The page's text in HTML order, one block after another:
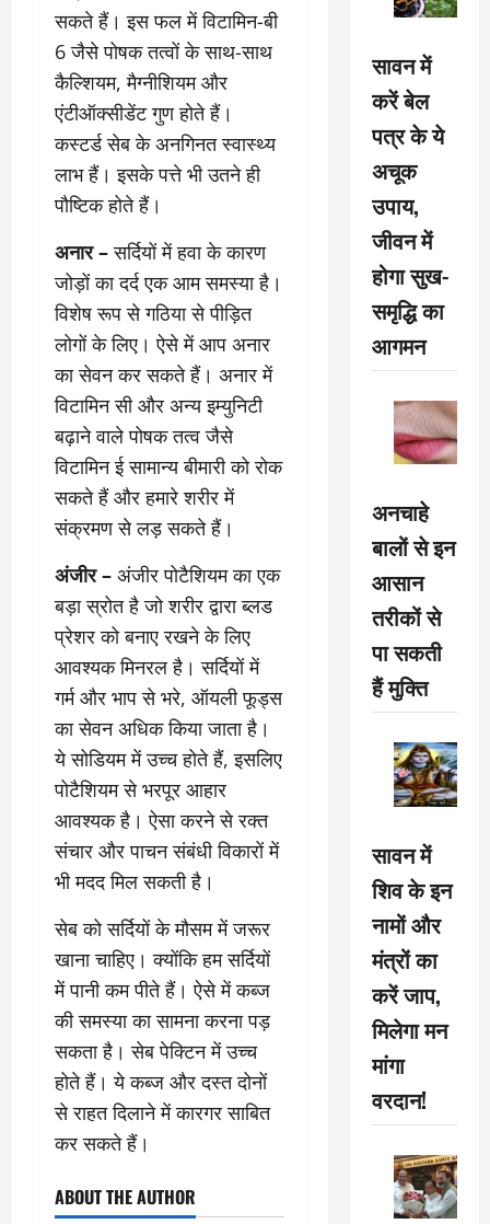
सकते हैं। इस फल में विटामिन-बी
6 जैसे पोषक तत्वों के साथ-साथ
कैल्शियम, मैग्नीशियम और
एंटीऑक्सीडेंट गुण होते हैं।
कस्टर्ड सेब के अनगिनत स्वास्थ्य
लाभ हैं। इसके पत्ते भी उतने ही
पौष्टिक होते हैं।
अनार –सर्दियों में हवा के कारण
जोड़ों का दर्द एक आम समस्या है।
विशेष रूप से गठिया से पीड़ित
लोगों के लिए। ऐसे में आप अनार
का सेवन कर सकते हैं। अनार में
विटामिन सी और अन्य इम्युनिटी
बढ़ाने वाले पोषक तत्व जैसे
विटामिन ई सामान्य बीमारी को रोक
सकते हैं और हमारे शरीर में
संक्रमण से लड़ सकते हैं।
अंजीर – अंजीर पोटैशियम का एक
बड़ा स्रोत है जो शरीर द्वारा ब्लड
प्रेशर को बनाए रखने के लिए
आवश्यक मिनरल है। सर्दियों में
गर्म और भाप से भरे, ऑयली फूड्स
का सेवन अधिक किया जाता है।
ये सोडियम में उच्च होते हैं, इसलिए
पोटैशियम से भरपूर आहार
आवश्यक है। ऐसा करने से रक्त
संचार और पाचन संबंधी विकारों में
भी मदद मिल सकती है।
सेब को सर्दियों के मौसम में जरूर
खाना चाहिए। क्योंकि हम सर्दियों
में पानी कम पीते हैं। ऐसे में कब्ज
की समस्या का सामना करना पड़
सकता है। सेब पेक्टिन में उच्च
होते हैं। ये कब्ज और दस्त दोनों
से राहत दिलाने में कारगर साबित
कर सकते हैं।
ABOUT THE AUTHOR
सावन में
करें बेल
पत्र के ये
अचूक
उपाय,
जीवन में
होगा सुख-
समृद्धि का
आगमन
अनचाहे
बालों से इन
आसान
तरीकों से
पा सकती
हैं मुक्ति
सावन में
शिव के इन
नामों और
मंत्रों का
करें जाप,
मिलेगा मन
मांगा
वरदान!